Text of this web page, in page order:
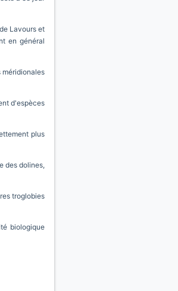
Lavours et
en général
méridionales
d'espèces
plus
des dolines,
troglobies
biologique